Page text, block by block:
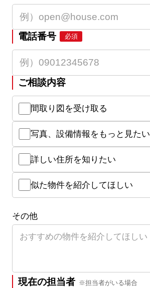
電話番号 必須
ご相談内容
間取り図を受け取る
写真、設備情報をもっと見たい
詳しい住所を知りたい
似た物件を紹介してほしい
その他
現在の担当者 ※担当者がいる場合